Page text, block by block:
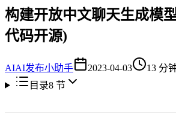
构建开放中文聊天生成模
代码开源)
AIAI发布小助手 2023-04-03 13 分
目录8节